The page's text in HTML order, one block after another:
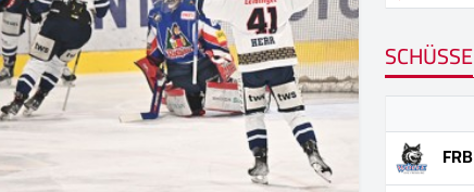
SCHÜSSE
FRB